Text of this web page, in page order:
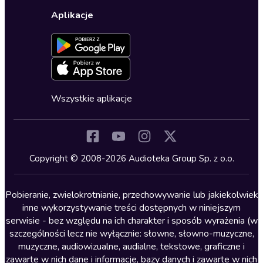
Dla młodzieży
Kryminały
Lektury szkolne
Literatura anglojęzyczna
Literatura faktu
Literatura obyczajowa
Literatura piękna obca
Ustawienia prywatności
Formularz zgłaszania nielegalnych treści
Deklaracja dostępności
Oferta dla firm i bibliotek
Dołącz do newslettera
Blog
Zapowiedzi
Cykle audiobooków
Aplikacje
Wszystkie aplikacje
Copyright © 2008-2026 Audioteka Group Sp. z o.o.
Pobieranie, zwielokrotnianie, przechowywanie lub jakiekolwiek
inne wykorzystywanie treści dostępnych w niniejszym
serwisie - bez względu na ich charakter i sposób wyrażenia (w
szczególności lecz nie wyłącznie: słowne, słowno-muzyczne,
muzyczne, audiowizualne, audialne, tekstowe, graficzne i
zawarte w nich dane i informacje, bazy danych i zawarte w nich